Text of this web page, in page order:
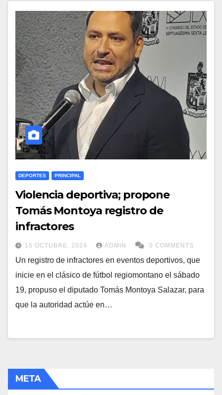
DEPORTES PRINCIPAL
Violencia deportiva; propone
Tomás Montoya registro de
infractores
15 OCTUBRE, 2024 ADMIN 0 COMMENTS
Un registro de infractores en eventos deportivos, que
inicie en el clásico de fútbol regiomontano el sábado
19, propuso el diputado Tomás Montoya Salazar, para
que la autoridad actúe en…
META